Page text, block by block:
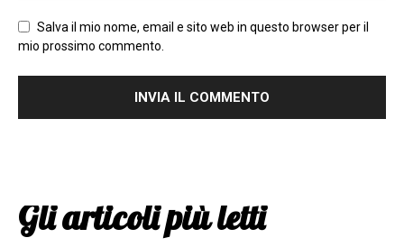
Salva il mio nome, email e sito web in questo browser per il
mio prossimo commento.
Gli articoli più letti